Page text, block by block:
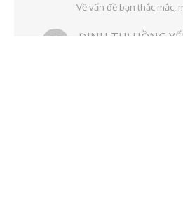
Về vấn đề bạn thắc mắc,
ĐINH THỊ HỒNG